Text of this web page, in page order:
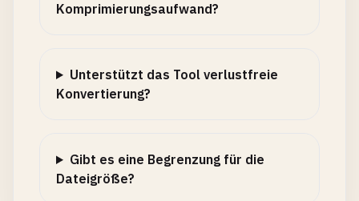
Komprimierungsaufwand?
Unterstützt das Tool verlustfreie
Konvertierung?
Gibt es eine Begrenzung für die
Dateigröße?